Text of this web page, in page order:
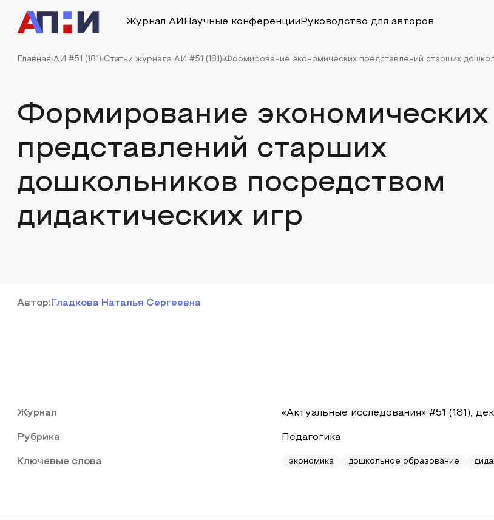
Журнал АИ Научные конференции Руководство для авторов
Главная АИ #51 (181) Статьи журнала АИ #51 (181) Формирование экономических представлений старших
Формирование экономических
представлений старших
дошкольников посредством
дидактических игр
Автор: Гладкова Наталья Сергеевна
Журнал «Актуальные исследования» #51 (181),
Рубрика Педагогика
Ключевые слова экономика дошкольное образование